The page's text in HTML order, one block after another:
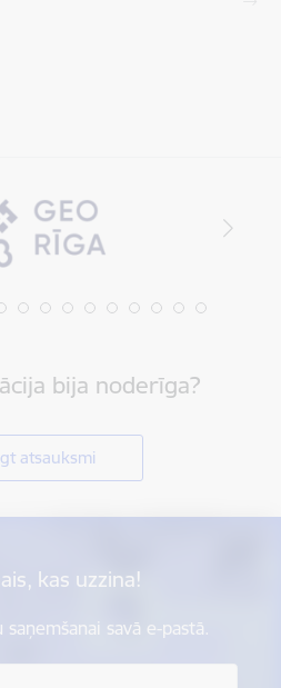
bija noderīga?
atsauksmi
kas uzzina!
savā e-pastā.